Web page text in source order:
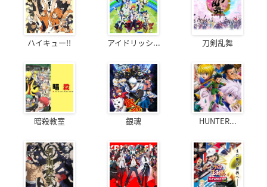
ハイキュー!! アイドリッシ... 刀剣乱舞
暗殺教室 銀魂 HUNTER...